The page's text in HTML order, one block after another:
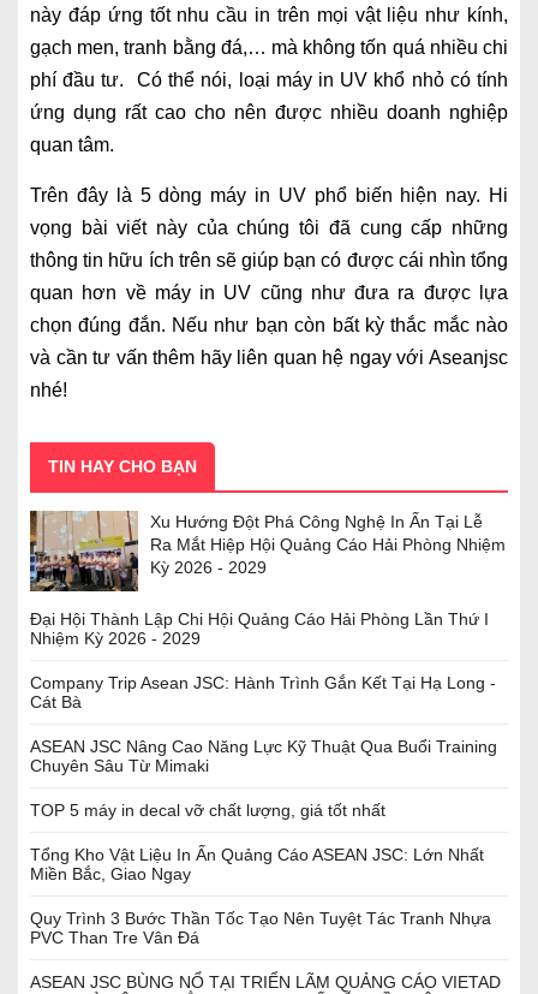
này đáp ứng tốt nhu cầu in trên mọi vật liệu như kính,
gạch men, tranh bằng đá,… mà không tốn quá nhiều chi
phí đầu tư. Có thể nói, loại máy in UV khổ nhỏ có tính
ứng dụng rất cao cho nên được nhiều doanh nghiệp
quan tâm.
Trên đây là 5 dòng máy in UV phổ biến hiện nay. Hi
vọng bài viết này của chúng tôi đã cung cấp những
thông tin hữu ích trên sẽ giúp bạn có được cái nhìn tổng
quan hơn về máy in UV cũng như đưa ra được lựa
chọn đúng đắn. Nếu như bạn còn bất kỳ thắc mắc nào
và cần tư vấn thêm hãy liên quan hệ ngay với Aseanjsc
nhé!
TIN HAY CHO BẠN
Xu Hướng Đột Phá Công Nghệ In Ấn Tại Lễ
Ra Mắt Hiệp Hội Quảng Cáo Hải Phòng Nhiệm
Kỳ 2026 - 2029
Đại Hội Thành Lập Chi Hội Quảng Cáo Hải Phòng Lần Thứ I
Nhiệm Kỳ 2026 - 2029
Company Trip Asean JSC: Hành Trình Gắn Kết Tại Hạ Long -
Cát Bà
ASEAN JSC Nâng Cao Năng Lực Kỹ Thuật Qua Buổi Training
Chuyên Sâu Từ Mimaki
TOP 5 máy in decal vỡ chất lượng, giá tốt nhất
Tổng Kho Vật Liệu In Ấn Quảng Cáo ASEAN JSC: Lớn Nhất
Miền Bắc, Giao Ngay
Quy Trình 3 Bước Thần Tốc Tạo Nên Tuyệt Tác Tranh Nhựa
PVC Than Tre Vân Đá
ASEAN JSC BÙNG NỔ TẠI TRIỂN LÃM QUẢNG CÁO VIETAD